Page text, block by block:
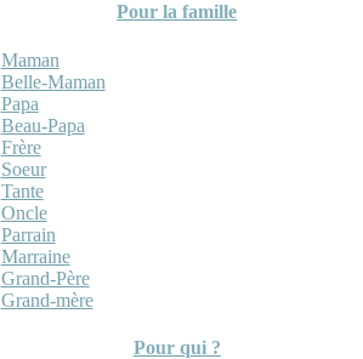
Pour la famille
Maman
Belle-Maman
Papa
Beau-Papa
Frère
Soeur
Tante
Oncle
Parrain
Marraine
Grand-Père
Grand-mère
Pour qui ?